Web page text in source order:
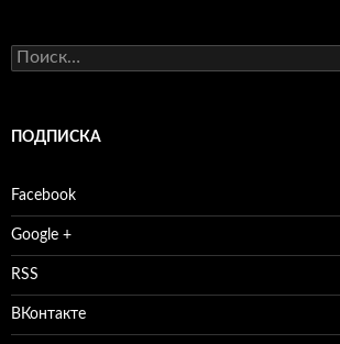
Найти:
ПОДПИСКА
Facebook
Google +
RSS
ВКонтакте